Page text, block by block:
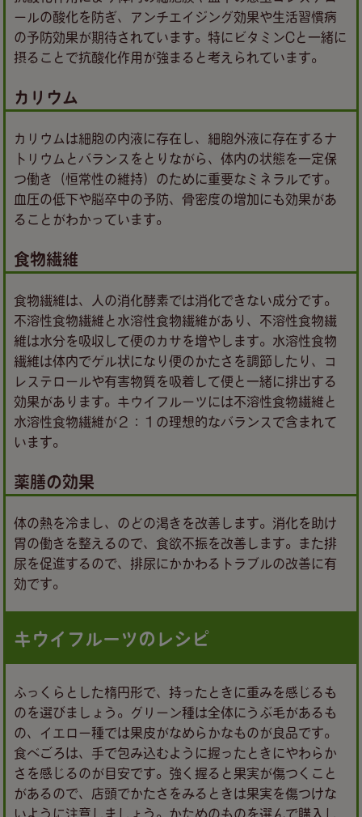
ールの酸化を防ぎ、アンチエイジング効果や生活習慣病
の予防効果が期待されています。特にビタミンCと一緒に
摂ることで抗酸化作用が強まると考えられています。
カリウム
カリウムは細胞の内液に存在し、細胞外液に存在するナ
トリウムとバランスをとりながら、体内の状態を一定保
つ働き（恒常性の維持）のために重要なミネラルです。
血圧の低下や脳卒中の予防、骨密度の増加にも効果があ
ることがわかっています。
食物繊維
食物繊維は、人の消化酵素では消化できない成分です。
不溶性食物繊維と水溶性食物繊維があり、不溶性食物繊
維は水分を吸収して便のカサを増やします。水溶性食物
繊維は体内でゲル状になり便のかたさを調節したり、コ
レステロールや有害物質を吸着して便と一緒に排出する
効果があります。キウイフルーツには不溶性食物繊維と
水溶性食物繊維が２：１の理想的なバランスで含まれて
います。
薬膳の効果
体の熱を冷まし、のどの渇きを改善します。消化を助け
胃の働きを整えるので、食欲不振を改善します。また排
尿を促進するので、排尿にかかわるトラブルの改善に有
効です。
キウイフルーツのレシピ
ふっくらとした楕円形で、持ったときに重みを感じるも
のを選びましょう。グリーン種は全体にうぶ毛があるも
の、イエロー種では果皮がなめらかなものが良品です。
食べごろは、手で包み込むように握ったときにやわらか
さを感じるのが目安です。強く握ると果実が傷つくこと
があるので、店頭でかたさをみるときは果実を傷つけな
いように注意しましょう。かためのものを選んで購入し